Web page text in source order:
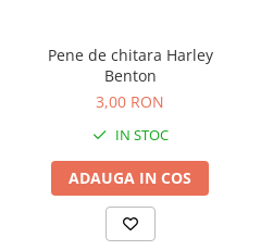
Case-uri de lumini
Comenzi si controllere
Masini de fum si ceata
Pene de chitara Harley
Benton
3,00 RON
IN STOC
ADAUGA IN COS